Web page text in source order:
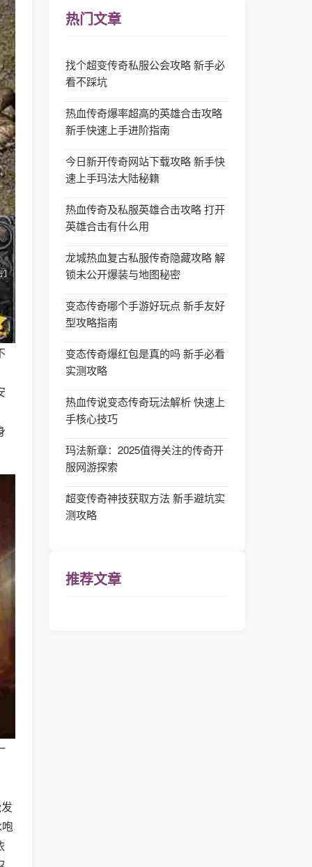
热门文章
找个超变传奇私服公会攻略 新手必
看不踩坑
热血传奇爆率超高的英雄合击攻略
新手快速上手进阶指南
今日新开传奇网站下载攻略 新手快
速上手玛法大陆秘籍
热血传奇及私服英雄合击攻略 打开
英雄合击有什么用
龙城热血复古私服传奇隐藏攻略 解
锁未公开爆装与地图秘密
变态传奇哪个手游好玩点 新手友好
型攻略指南
变态传奇爆红包是真的吗 新手必看
实测攻略
热血传说变态传奇玩法解析 快速上
手核心技巧
玛法新章：2025值得关注的传奇开
服网游探索
超变传奇神技获取方法 新手避坑实
测攻略
推荐文章